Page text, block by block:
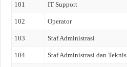
101 IT Support
102 Operator
103 Staf Administrasi
104 Staf Administrasi dan Teknis